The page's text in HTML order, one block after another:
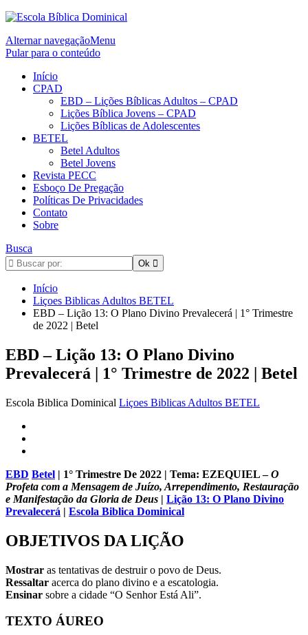
Alternar navegaçãoMenu
Pular para o conteúdo
Início
CPAD
EBD – Lições Bíblicas Adultos – CPAD
Lições Bíblica Jovens – CPAD
Lições Bíblicas de Adolescentes
BETEL
Betel Adultos
Betel Jovens
Revista PECC
Esboço De Pregação
Políticas De Privacidades
Contato
Sobre
Busca
Início
Liçoes Biblicas Adultos BETEL
EBD – Lição 13: O Plano Divino Prevalecerá | 1° Trimestre
de 2022 | Betel
EBD – Lição 13: O Plano Divino
Prevalecerá | 1° Trimestre de 2022 | Betel
Escola Biblica Dominical Liçoes Biblicas Adultos BETEL
EBD Betel | 1° Trimestre De 2022 | Tema: EZEQUIEL –O
Profeta com a Mensagem de Juízo, Arrependimento, Restauração
e Manifestação da Gloria de Deus | Lição 13: O Plano Divino
Prevalecerá | Escola Biblica Dominical
OBJETIVOS DA LIÇÃO
Mostrar as tentativas de destruir o povo de Deus.
Ressaltar acerca do plano divino e a escatologia.
Ensinar sobre a cidade “O Senhor Está Ali”.
TEXTO ÁUREO